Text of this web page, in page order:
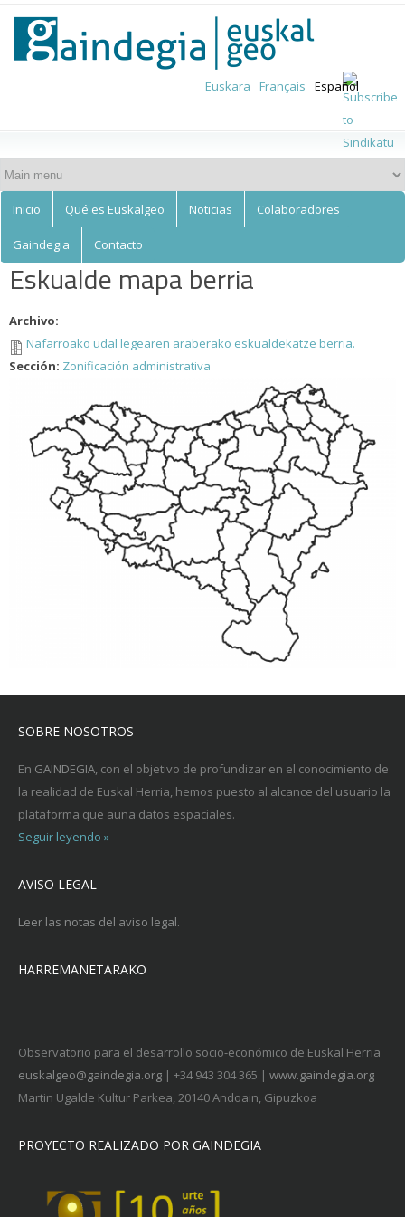
main
content
Euskalgeo
Euskara Français Español
Inicio Qué es Euskalgeo Noticias Colaboradores
Gaindegia Contacto
Eskualde mapa berria
Archivo:
Nafarroako udal legearen araberako eskualdekatze berria.
Sección: Zonificación administrativa
SOBRE NOSOTROS
En GAINDEGIA, con el objetivo de profundizar en el conocimiento de
la realidad de Euskal Herria, hemos puesto al alcance del usuario la
plataforma que auna datos espaciales.
Seguir leyendo »
AVISO LEGAL
Leer las notas del aviso legal.
HARREMANETARAKO
Observatorio para el desarrollo socio-económico de Euskal Herria
euskalgeo@gaindegia.org | +34 943 304 365 | www.gaindegia.org
Martin Ugalde Kultur Parkea, 20140 Andoain, Gipuzkoa
PROYECTO REALIZADO POR GAINDEGIA